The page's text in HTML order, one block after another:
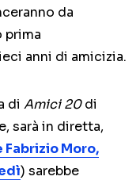
da
prima
anni di amicizia.
di Amici 20di
sarà in diretta,
Moro,
) sarebbe